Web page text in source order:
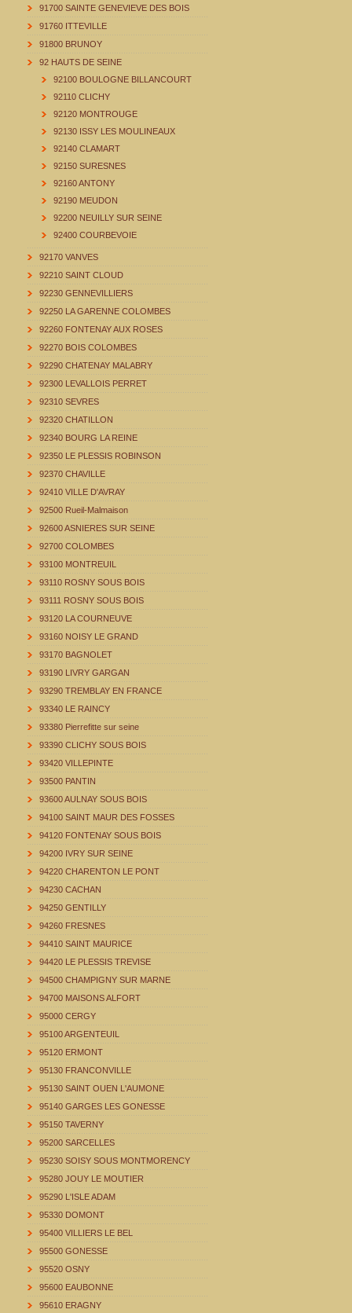
91700 SAINTE GENEVIEVE DES BOIS
91760 ITTEVILLE
91800 BRUNOY
92 HAUTS DE SEINE
92100 BOULOGNE BILLANCOURT
92110 CLICHY
92120 MONTROUGE
92130 ISSY LES MOULINEAUX
92140 CLAMART
92150 SURESNES
92160 ANTONY
92190 MEUDON
92200 NEUILLY SUR SEINE
92400 COURBEVOIE
92170 VANVES
92210 SAINT CLOUD
92230 GENNEVILLIERS
92250 LA GARENNE COLOMBES
92260 FONTENAY AUX ROSES
92270 BOIS COLOMBES
92290 CHATENAY MALABRY
92300 LEVALLOIS PERRET
92310 SEVRES
92320 CHATILLON
92340 BOURG LA REINE
92350 LE PLESSIS ROBINSON
92370 CHAVILLE
92410 VILLE D'AVRAY
92500 Rueil-Malmaison
92600 ASNIERES SUR SEINE
92700 COLOMBES
93100 MONTREUIL
93110 ROSNY SOUS BOIS
93111 ROSNY SOUS BOIS
93120 LA COURNEUVE
93160 NOISY LE GRAND
93170 BAGNOLET
93190 LIVRY GARGAN
93290 TREMBLAY EN FRANCE
93340 LE RAINCY
93380 Pierrefitte sur seine
93390 CLICHY SOUS BOIS
93420 VILLEPINTE
93500 PANTIN
93600 AULNAY SOUS BOIS
94100 SAINT MAUR DES FOSSES
94120 FONTENAY SOUS BOIS
94200 IVRY SUR SEINE
94220 CHARENTON LE PONT
94230 CACHAN
94250 GENTILLY
94260 FRESNES
94410 SAINT MAURICE
94420 LE PLESSIS TREVISE
94500 CHAMPIGNY SUR MARNE
94700 MAISONS ALFORT
95000 CERGY
95100 ARGENTEUIL
95120 ERMONT
95130 FRANCONVILLE
95130 SAINT OUEN L'AUMONE
95140 GARGES LES GONESSE
95150 TAVERNY
95200 SARCELLES
95230 SOISY SOUS MONTMORENCY
95280 JOUY LE MOUTIER
95290 L'ISLE ADAM
95330 DOMONT
95400 VILLIERS LE BEL
95500 GONESSE
95520 OSNY
95600 EAUBONNE
95610 ERAGNY